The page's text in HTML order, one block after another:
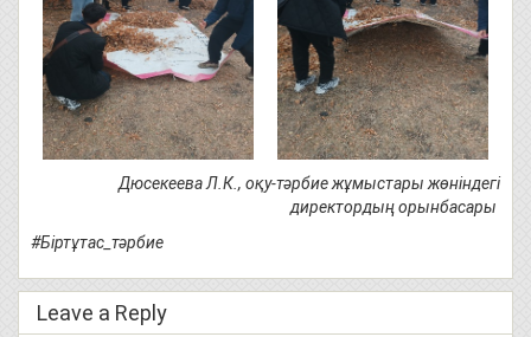
Дюсекеева Л.К., оқу-тәрбие жұмыстары жөніндегі
директордың орынбасары
#Біртұтас _тәрбие
Leave a Reply